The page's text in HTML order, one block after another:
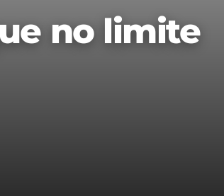
no limite